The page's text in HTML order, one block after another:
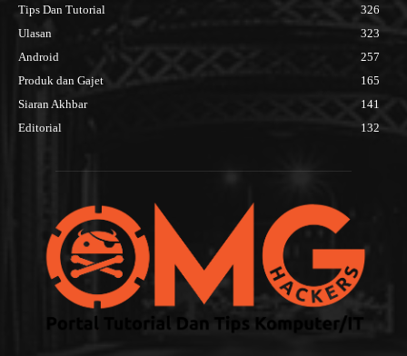
Tips Dan Tutorial
326
Ulasan
323
Android
257
Produk dan Gajet
165
Siaran Akhbar
141
Editorial
132